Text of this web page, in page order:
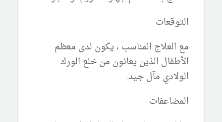
التوقعات
مع العلاج المناسب ، يكون لدى معظم
الأطفال الذين يعانون من خلع الورك
الولادي مآل جيد.
المضاعفات